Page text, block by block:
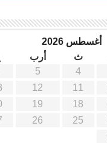
أغسطس 2026
ث أرب
4
5
11
12
18
19
25
26